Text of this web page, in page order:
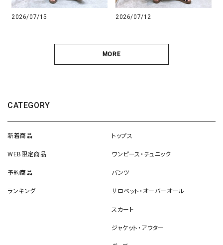
2026/07/15 2026/07/12
MORE
CATEGORY
新着商品
WEB限定商品
予約商品
ランキング
トップス
ワンピース・チュニック
パンツ
サロペット・オーバーオール
スカート
ジャケット・アウター